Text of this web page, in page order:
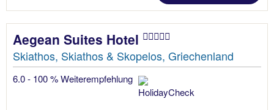
Aegean Suites Hotel
Skiathos, Skiathos & Skopelos, Griechenland
6.0 - 100 % Weiterempfehlung